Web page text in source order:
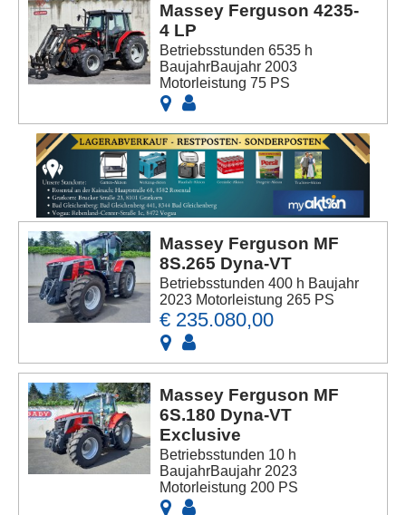
Massey Ferguson 4235-
4 LP
Betriebsstunden 6535 h
BaujahrBaujahr 2003
Motorleistung 75 PS
Massey Ferguson MF
8S.265 Dyna-VT
Betriebsstunden 400 h Baujahr
2023 Motorleistung 265 PS
€ 235.080,00
Massey Ferguson MF
6S.180 Dyna-VT
Exclusive
Betriebsstunden 10 h
BaujahrBaujahr 2023
Motorleistung 200 PS